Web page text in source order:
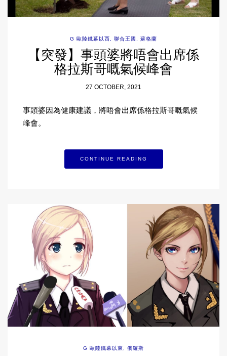
G 歐陸鐵幕以西 , 聯合王國 , 蘇格蘭
【突發】事頭婆將唔會出席係
格拉斯哥嘅氣候峰會
27 OCTOBER, 2021
事頭婆因為健康建議，將唔會出席係格拉斯哥嘅氣候
峰會。
CONTINUE READING
G 歐陸鐵幕以東, 俄羅斯